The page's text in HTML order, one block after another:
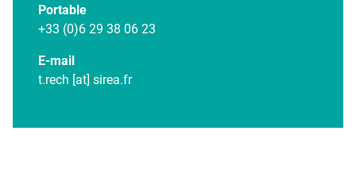
Portable
+33 (0)6 29 38 06 23
E-mail
t.rech [at] sirea.fr